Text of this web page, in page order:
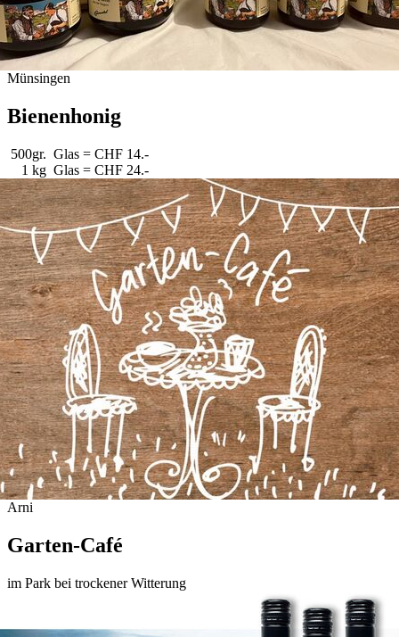
Münsingen
Bienenhonig
500gr. Glas = CHF 14.-
1 kg Glas = CHF 24.-
Arni
Garten-Café
im Park bei trockener Witterung